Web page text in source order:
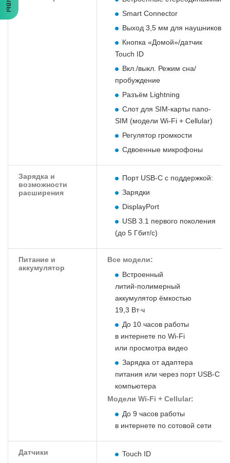
Smart Connector
Выход 3,5 мм для наушников
Кнопка «Домой»/датчик
Touch ID
Вкл./выкл. Режим сна/
пробуждение
Разъём Lightning
Слот для SIM-карты nano-
SIM (модели Wi-Fi + Cellular)
Регулятор громкости
Сдвоенные микрофоны
Зарядка и
возможности
расширения
Порт USB‑C с поддержкой:
Зарядки
DisplayPort
USB 3.1 первого поколения
(до 5 Гбит/с)
Питание и
аккумулятор
Все модели:
Встроенный
литий‑полимерный
аккумулятор ёмкостью
19,3 Вт∙ч
До 10 часов работы
в интернете по Wi‑Fi
или просмотра видео
Зарядка от адаптера
питания или через порт USB‑C
компьютера
Модели Wi-Fi + Cellular:
До 9 часов работы
в интернете по сотовой сети
Датчики
Touch ID